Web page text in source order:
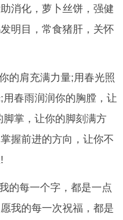
消化，萝卜丝饼，强健
明目，常食猪肝，关怀
的肩充满力量;用春光照
春雨润润你的胸膛，让
掌，让你的脚刻满方
握前进的方向，让你不
的每一个字，都是一点
我的每一次祝福，都是